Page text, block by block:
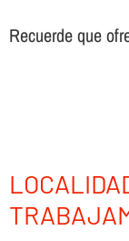
Recuerde que